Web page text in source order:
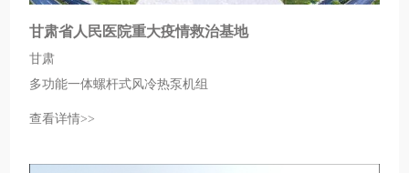
甘肃省人民医院重大疫情救治基地
甘肃
多功能一体螺杆式风冷热泵机组
查看详情>>